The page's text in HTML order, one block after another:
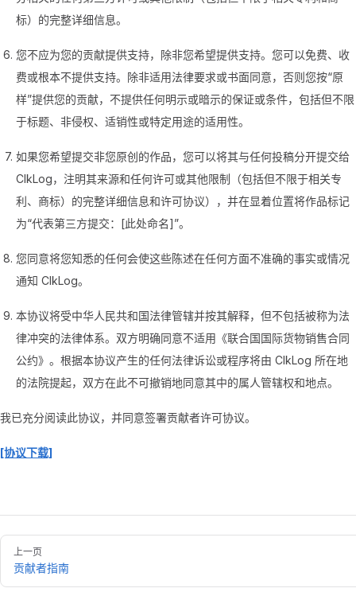
标）的完整详细信息。
您不应为您的贡献提供支持，除非您希望提供支持。您可以免费、收
费或根本不提供支持。除非适用法律要求或书面同意，否则您按“原
样”提供您的贡献，不提供任何明示或暗示的保证或条件，包括但不限
于标题、非侵权、适销性或特定用途的适用性。
如果您希望提交非您原创的作品，您可以将其与任何投稿分开提交给
ClkLog，注明其来源和任何许可或其他限制（包括但不限于相关专
利、商标）的完整详细信息和许可协议），并在显着位置将作品标记
为“代表第三方提交：[此处命名]”。
您同意将您知悉的任何会使这些陈述在任何方面不准确的事实或情况
通知 ClkLog。
本协议将受中华人民共和国法律管辖并按其解释，但不包括被称为法
律冲突的法律体系。双方明确同意不适用《联合国国际货物销售合同
公约》。根据本协议产生的任何法律诉讼或程序将由 ClkLog 所在地
的法院提起，双方在此不可撤销地同意其中的属人管辖权和地点。
我已充分阅读此协议，并同意签署贡献者许可协议。
[协议下载]
上一页
贡献者指南